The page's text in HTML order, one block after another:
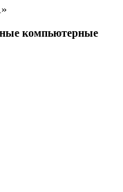
компьютерные